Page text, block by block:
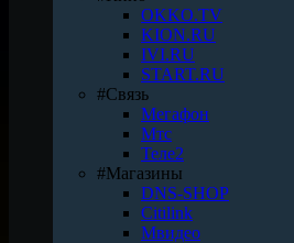
OKKO.TV
KION.RU
IVI.RU
START.RU
#Связь
Мегафон
Мтс
Теле2
#Магазины
DNS-SHOP
Citilink
Мвидео